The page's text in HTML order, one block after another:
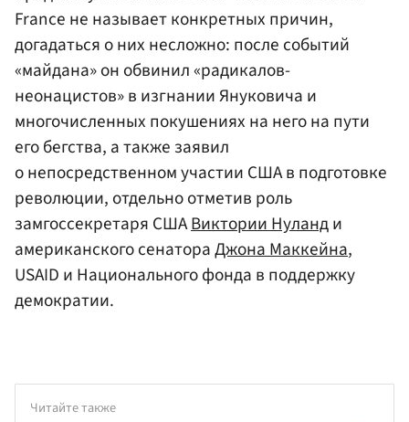
France не называет конкретных причин,
догадаться о них несложно: после событий
«майдана» он обвинил «радикалов-
неонацистов» в изгнании Януковича и
многочисленных покушениях на него на пути
его бегства, а также заявил
о непосредственном участии США в подготовке
революции, отдельно отметив роль
замгоссекретаря СШАВиктории Нуланди
американского сенатораДжона Маккейна,
USAID и Национального фонда в поддержку
демократии.
Читайте также